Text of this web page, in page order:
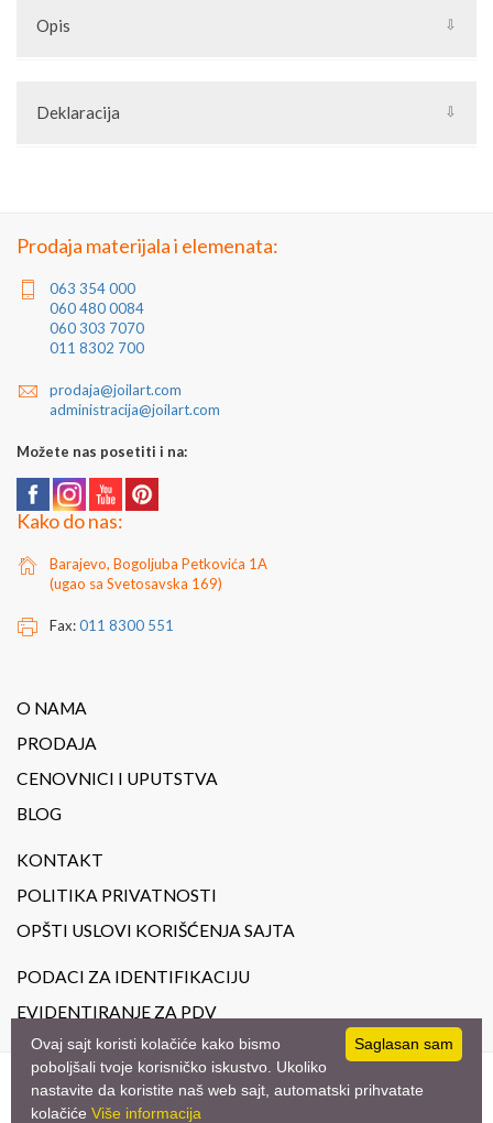
Opis
Set nosača za "ravnu" panelnu čeličnu ogradu kroz koje se
Deklaracija
Prodaja materijala i elemenata:
063 354 000
060 480 0084
060 303 7070
011 8302 700
prodaja@joilart.com
administracija@joilart.com
Možete nas posetiti i na:
Kako do nas:
Barajevo, Bogoljuba Petkovića 1A
(ugao sa Svetosavska 169)
Fax:011 8300 551
O NAMA
PRODAJA
CENOVNICI I UPUTSTVA
BLOG
KONTAKT
POLITIKA PRIVATNOSTI
OPŠTI USLOVI KORIŠĆENJA SAJTA
PODACI ZA IDENTIFIKACIJU
EVIDENTIRANJE ZA PDV
© 2023JoilArt.- All Rights Reserved. Design bystudio triD
Saglasan sam
Ovaj sajt koristi kolačiće kako bismo
poboljšali tvoje korisničko iskustvo. Ukoliko
nastavite da koristite naš web sajt, automatski prihvatate
kolačiće Više informacija